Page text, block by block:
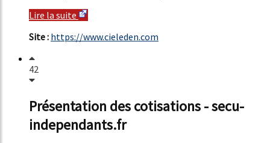
Lire la suite
Site : https://www.cieleden.com
42
Présentation des cotisations - secu-
independants.fr